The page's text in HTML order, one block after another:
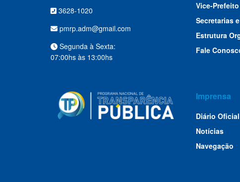
3628-1020
pmrp.adm@gmail.com
Segunda à Sexta:
07:00hs às 13:00hs
Vice-Prefeito
Secretarias
Estrutura
Fale
Imprensa
Diário Oficial
Notícias
Navegação